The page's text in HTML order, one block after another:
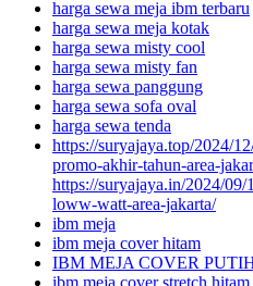
harga sewa meja ibm terbaru
harga sewa meja kotak
harga sewa misty cool
harga sewa misty fan
harga sewa panggung
harga sewa sofa oval
harga sewa tenda
https://suryajaya.top/2024/
promo-akhir-tahun-area-
https://suryajaya.in/2024/
loww-watt-area-jakarta/
ibm meja
ibm meja cover hitam
IBM MEJA COVER